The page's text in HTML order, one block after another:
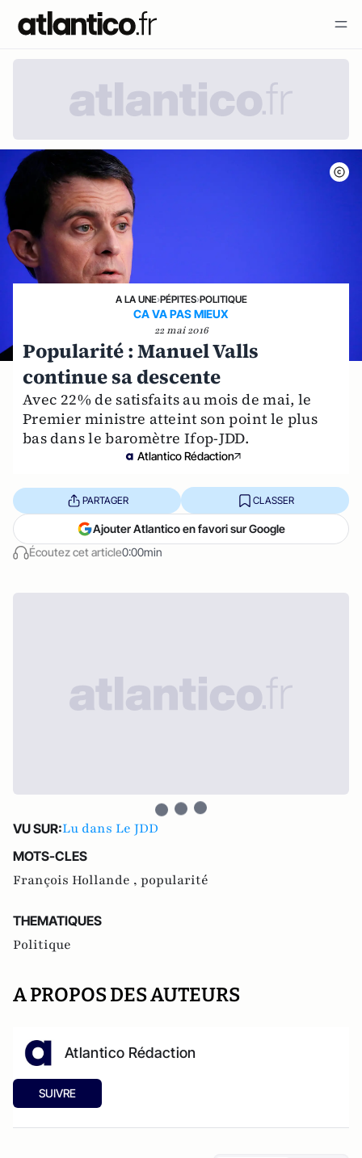
A LA UNE›PÉPITES›POLITIQUE
CA VA PAS MIEUX
22 mai 2016
Popularité : Manuel Valls
continue sa descente
Avec 22% de satisfaits au mois de mai, le
Premier ministre atteint son point le plus
bas dans le baromètre Ifop-JDD.
Atlantico Rédaction
Écoutez cet article0:00min
PARTAGER CLASSER
Ajouter Atlantico en favori sur Google
VU SUR:Lu dans Le JDD
MOTS-CLES
François Hollande , popularité
THEMATIQUES
Politique
A PROPOS DES AUTEURS
Atlantico Rédaction
SUIVRE